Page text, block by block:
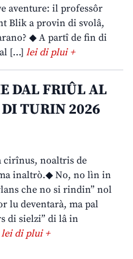
aventure: il professôr
Blik a provin di svolâ,
◆ A partî de fin di
[…] lei di plui +
DAL FRIÛL AL
TURIN 2026
cirînus, noaltris de
inaltrò.◆ No, no lìn in
che no si rindin” nol
lu deventarà, ma pal
di sielzi” di lâ in
lei di plui +